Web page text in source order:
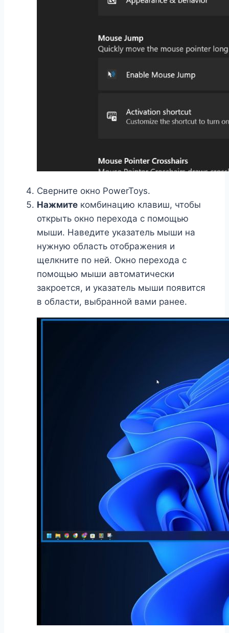
Сверните окно PowerToys.
Нажмите комбинацию клавиш, чтобы
открыть окно перехода с помощью
мыши. Наведите указатель мыши на
нужную область отображения и
щелкните по ней. Окно перехода с
помощью мыши автоматически
закроется, и указатель мыши появится
в области, выбранной вами ранее.